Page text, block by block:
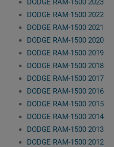
DODGE RAM-1500 2023
DODGE RAM-1500 2022
DODGE RAM-1500 2021
DODGE RAM-1500 2020
DODGE RAM-1500 2019
DODGE RAM-1500 2018
DODGE RAM-1500 2017
DODGE RAM-1500 2016
DODGE RAM-1500 2015
DODGE RAM-1500 2014
DODGE RAM-1500 2013
DODGE RAM-1500 2012